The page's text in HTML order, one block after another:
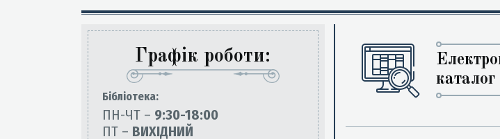
Графік роботи:
Бiблiотека:
ПН-ЧТ – 9:30-18:00
ПТ – ВИХІДНИЙ
каталог